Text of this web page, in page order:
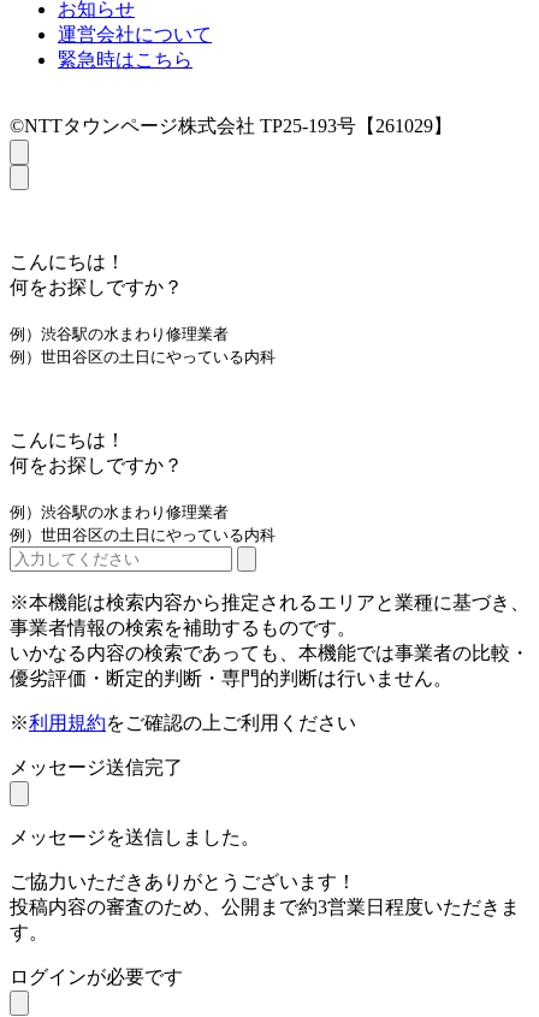
お知らせ
運営会社について
緊急時はこちら
©NTTタウンページ株式会社 TP25-193号【261029】
こんにちは！
何をお探しですか？
例）渋谷駅の水まわり修理業者
例）世田谷区の土日にやっている内科
こんにちは！
何をお探しですか？
例）渋谷駅の水まわり修理業者
例）世田谷区の土日にやっている内科
※本機能は検索内容から推定されるエリアと業種に基づき、
事業者情報の検索を補助するものです。
いかなる内容の検索であっても、本機能では事業者の比較・
優劣評価・断定的判断・専門的判断は行いません。
※利用規約をご確認の上ご利用ください
メッセージ送信完了
メッセージを送信しました。
ご協力いただきありがとうございます！
投稿内容の審査のため、公開まで約3営業日程度いただきま
す。
ログインが必要です